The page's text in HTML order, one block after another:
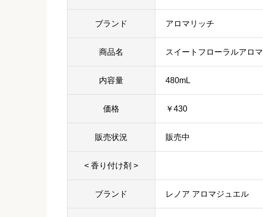
ブランド アロマリッチ
商品名 スイートフローラルアロマ
内容量 480mL
価格 ￥430
販売状況 販売中
< 香り付け剤 >
ブランド レノア アロマジュエル